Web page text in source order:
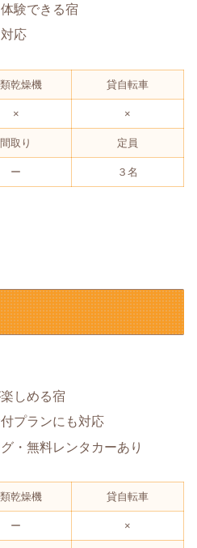
験できる宿
応
乾燥機 貸自転車
× ×
間取り 定員
ー ３名
しめる宿
プランにも対応
・無料レンタカーあり
乾燥機 貸自転車
ー ×